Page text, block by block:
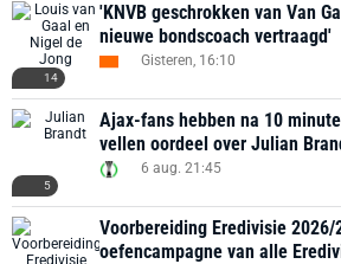
14
'KNVB geschrokken van Van
nieuwe bondscoach vertraagd'
Gisteren, 16:10
5
Ajax-fans hebben na 10
vellen oordeel over Julian
6 aug. 21:45
Voorbereiding Eredivisie 2026/
oefencampagne van alle